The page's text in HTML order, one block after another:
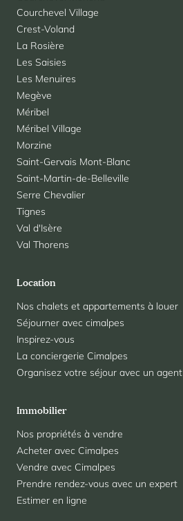
Courchevel Village
Crest-Voland
La Rosière
Les Saisies
Les Menuires
Megève
Méribel
Méribel Village
Morzine
Saint-Gervais Mont-Blanc
Saint-Martin-de-Belleville
Serre Chevalier
Tignes
Val d'Isère
Val Thorens
Location
Nos chalets et appartements à louer
Séjourner avec cimalpes
Inspirez-vous
La conciergerie Cimalpes
Organisez votre séjour avec un agent
Immobilier
Nos propriétés à vendre
Acheter avec Cimalpes
Vendre avec Cimalpes
Prendre rendez-vous avec un expert
Estimer en ligne